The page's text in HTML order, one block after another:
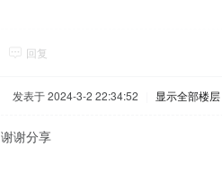
回复
发表于 2024-3-2 22:34:52 显示全部楼层
谢谢分享